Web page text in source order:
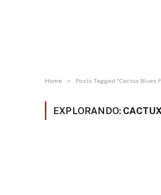
Home » Posts Tagged "Cactux Blues
EXPLORANDO: